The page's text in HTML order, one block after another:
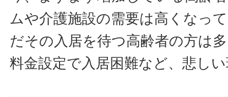
ムや介護施設の需要は高くなっ
だその入居を待つ高齢者の方は
料金設定で入居困難など、悲し